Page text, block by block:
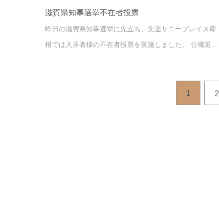
滋賀県知事選挙不在者投票
昨日の滋賀県知事選挙に先立ち、先週サニープレイス彦
根では入居者様の不在者投票を実施しました。 公職選...
1 2